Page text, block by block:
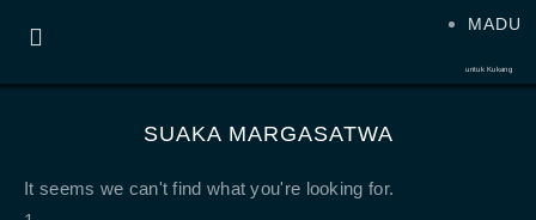
MADU
untuk Kukang
SUAKA MARGASATWA
It seems we can't find what you're looking for.